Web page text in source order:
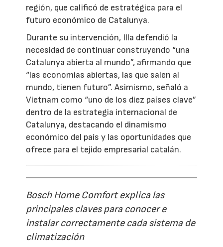
región, que calificó de estratégica para el
futuro económico de Catalunya.
Durante su intervención, Illa defendió la
necesidad de continuar construyendo “una
Catalunya abierta al mundo”, afirmando que
“las economías abiertas, las que salen al
mundo, tienen futuro”. Asimismo, señaló a
Vietnam como “uno de los diez países clave”
dentro de la estrategia internacional de
Catalunya, destacando el dinamismo
económico del país y las oportunidades que
ofrece para el tejido empresarial catalán.
Bosch Home Comfort explica las
principales claves para conocer e
instalar correctamente cada sistema de
climatización